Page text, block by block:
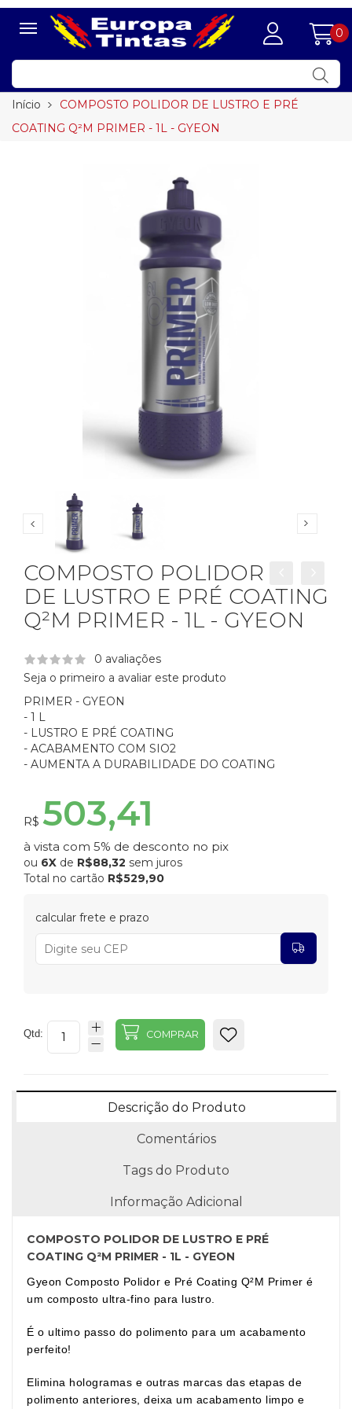
0
Início
COMPOSTO POLIDOR DE LUSTRO E PRÉ
COATING Q²M PRIMER - 1L - GYEON
COMPOSTO POLIDOR
DE LUSTRO E PRÉ COATING
Q²M PRIMER - 1L - GYEON
0 avaliações
Seja o primeiro a avaliar este produto
PRIMER - GYEON
- 1 L
- LUSTRO E PRÉ COATING
- ACABAMENTO COM SIO2
- AUMENTA A DURABILIDADE DO COATING
R$ 503,41
à vista com 5% de desconto no pix
ou 6X de R$88,32 sem juros
Total no cartão R$529,90
calcular frete e prazo
Qtd: COMPRAR
Descrição do Produto
Comentários
Tags do Produto
Informação Adicional
COMPOSTO POLIDOR DE LUSTRO E PRÉ
COATING Q²M PRIMER - 1L - GYEON
Gyeon Composto Polidor e Pré Coating Q²M Primer é
um composto ultra-fino para lustro.
É o ultimo passo do polimento para um acabamento
perfeito!
Elimina hologramas e outras marcas das etapas de
polimento anteriores, deixa um acabamento limpo e